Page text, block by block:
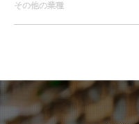
その他の業種